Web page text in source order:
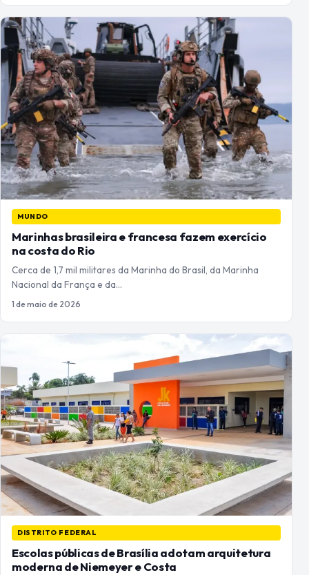
MUNDO
Marinhas brasileira e francesa fazem exercício
na costa do Rio
Cerca de 1,7 mil militares da Marinha do Brasil, da Marinha
Nacional da França e da…
1 de maio de 2026
DISTRITO FEDERAL
Escolas públicas de Brasília adotam arquitetura
moderna de Niemeyer e Costa